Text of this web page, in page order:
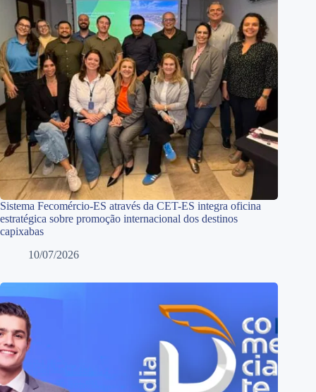
Sistema Fecomércio-ES através da CET-ES integra oficina
estratégica sobre promoção internacional dos destinos
capixabas
10/07/2026